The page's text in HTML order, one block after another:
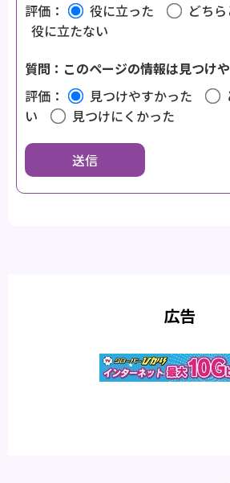
評価：
役に立った
どち
役に立たない
質問：このページの情報は見つけ
評価：
見つけやすかった
い
見つけにくかった
広告